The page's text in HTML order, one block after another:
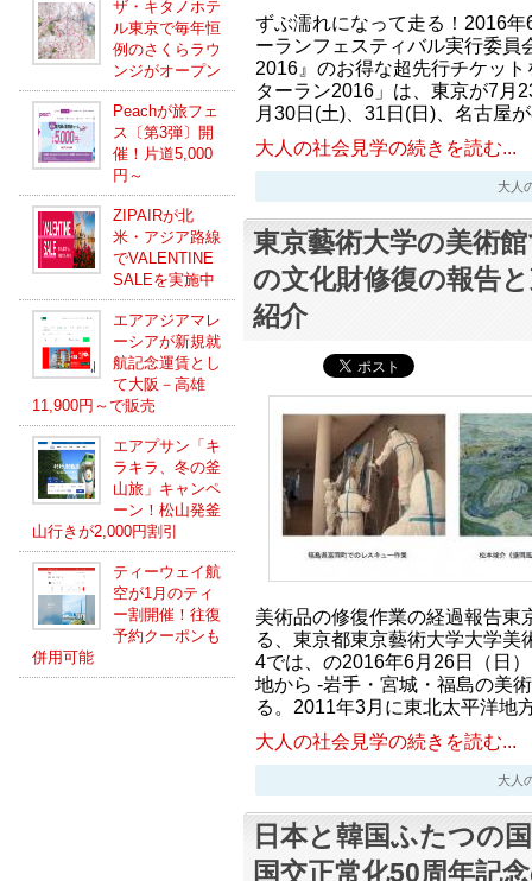
ザ・キタノホテ
ル東京で毎年恒
例のさくらラウ
ンジがオープン
Peachが旅フェ
ス〔第3弾〕開
催！片道5,000
円～
ZIPAIRが北
米・アジア路線
でVALENTINE
SALEを実施中
エアアジアマレ
ーシアが新規就
航記念運賃とし
て大阪－高雄
11,900円～で販売
エアプサン「キ
ラキラ、冬の釜
山旅」キャンペ
ーン！松山発釜
山行きが2,000円割引
ティーウェイ航
空が1月のティ
ー割開催！往復
予約クーポンも
併用可能
ずぶ濡れになって走る！2016
ーランフェスティバル実行委員
2016』のお得な超先行チケッ
ターラン2016」は、東京が7月
月30日(土)、31日(日)、名古屋
大人の社会見学の続きを読む...
大人
東京藝術大学の美術
の文化財修復の報告
紹介
美術品の修復作業の経過報告東
る、東京都東京藝術大学大学美
4では、の2016年6月26日（日
地から -岩手・宮城・福島の美
る。2011年3月に東北太平洋地
大人の社会見学の続きを読む...
大人
日本と韓国ふたつの
国交正常化50周年記